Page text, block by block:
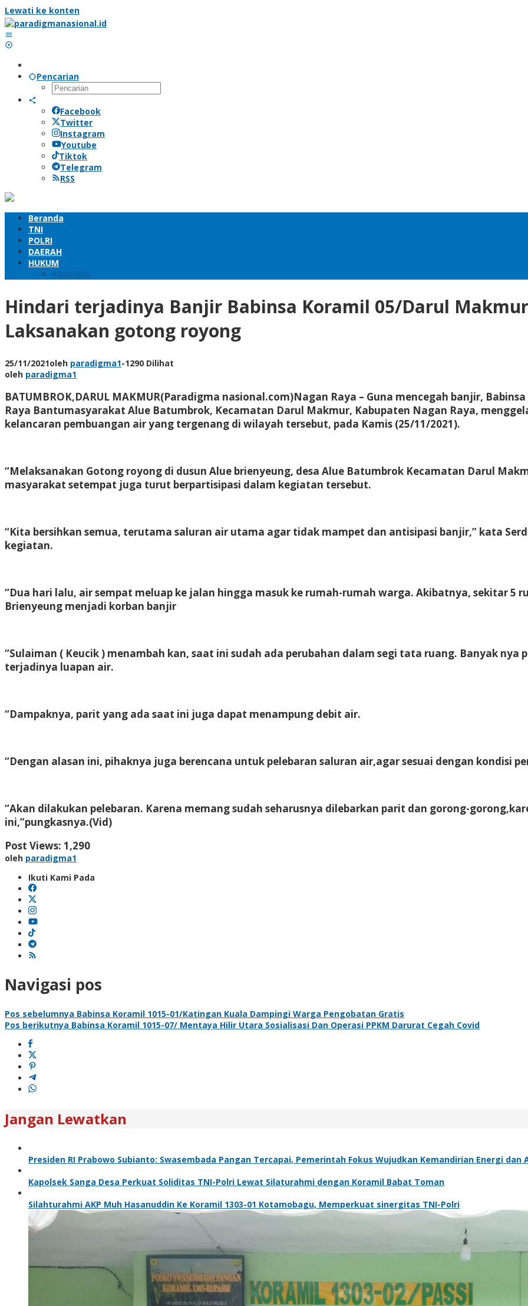
Lewati ke konten
Pencarian
Facebook
Twitter
Instagram
Youtube
Tiktok
Telegram
RSS
Beranda
TNI
POLRI
DAERAH
HUKUM
KRIMINAL
Hindari terjadinya Banjir Babinsa Koramil 05/Darul
Laksanakan gotong royong
25/11/2021oleh paradigma1-1290 Dilihat
oleh paradigma1
BATUMBROK,DARUL MAKMUR(Paradigma nasional.com)Nagan Raya – Guna mencegah banjir,
Raya Bantumasyarakat Alue Batumbrok, Kecamatan Darul Makmur, Kabupaten Nagan Raya,
kelancaran pembuangan air yang tergenang di wilayah tersebut, pada Kamis (25/11/2021).
“Melaksanakan Gotong royong di dusun Alue brienyeung, desa Alue Batumbrok Kecamatan Darul
masyarakat setempat juga turut berpartisipasi dalam kegiatan tersebut.
“Kita bersihkan semua, terutama saluran air utama agar tidak mampet dan antisipasi banjir,” kata
kegiatan.
“Dua hari lalu, air sempat meluap ke jalan hingga masuk ke rumah-rumah warga. Akibatnya, sekitar 5
Brienyeung menjadi korban banjir
“Sulaiman ( Keucik ) menambah kan, saat ini sudah ada perubahan dalam segi tata ruang. Banyak
terjadinya luapan air.
“Dampaknya, parit yang ada saat ini juga dapat menampung debit air.
“Dengan alasan ini, pihaknya juga berencana untuk pelebaran saluran air,agar sesuai dengan kondisi
“Akan dilakukan pelebaran. Karena memang sudah seharusnya dilebarkan parit dan gorong-
ini,”pungkasnya.(Vid)
Post Views: 1,290
oleh paradigma1
Ikuti Kami Pada
Navigasi pos
Pos sebelumnya Babinsa Koramil 1015-01/Katingan Kuala Dampingi Warga Pengobatan Gratis
Pos berikutnya Babinsa Koramil 1015-07/ Mentaya Hilir Utara Sosialisasi Dan Operasi PPKM Darurat Cegah Covid
Jangan Lewatkan
Presiden RI Prabowo Subianto: Swasembada Pangan Tercapai, Pemerintah Fokus Wujudkan Kemandirian Energi dan
Kapolsek Sanga Desa Perkuat Soliditas TNI-Polri Lewat Silaturahmi dengan Koramil Babat Toman
Silahturahmi AKP Muh Hasanuddin Ke Koramil 1303-01 Kotamobagu, Memperkuat sinergitas TNI-Polri